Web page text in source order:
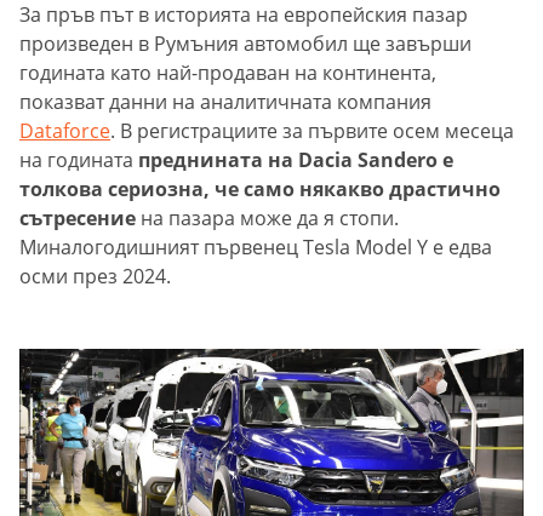
За пръв път в историята на европейския пазар
произведен в Румъния автомобил ще завърши
годината като най-продаван на континента,
показват данни на аналитичната компания
Dataforce. В регистрациите за първите осем месеца
на годината преднината на Dacia Sandero е
толкова сериозна, че само някакво драстично
сътресение на пазара може да я стопи.
Миналогодишният първенец Tesla Model Y е едва
осми през 2024.